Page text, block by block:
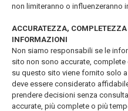
non limiteranno o influenzeranno
ACCURATEZZA, COMPLETEZZA
INFORMAZIONI
Non siamo responsabili se le
sito non sono accurate,
su questo sito viene fornito solo
deve essere considerato
prendere decisioni senza
accurate, più complete o più